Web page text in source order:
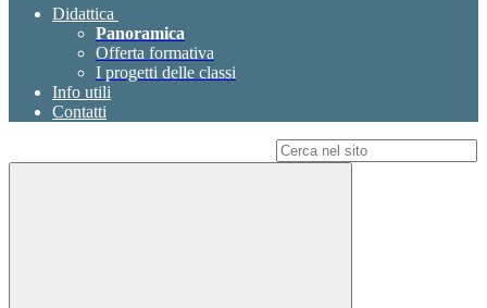
Didattica
Panoramica
Offerta formativa
I progetti delle classi
Info utili
Contatti